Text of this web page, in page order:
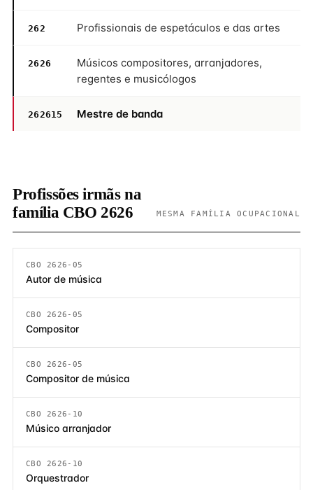
262 Profissionais de espetáculos e das artes
2626
Músicos compositores, arranjadores,
regentes e musicólogos
262615 Mestre de banda
Profissões irmãs na
família CBO 2626
MESMA FAMÍLIA OCUPACIONAL
CBO 2626-05
Autor de música
CBO 2626-05
Compositor
CBO 2626-05
Compositor de música
CBO 2626-10
Músico arranjador
CBO 2626-10
Orquestrador